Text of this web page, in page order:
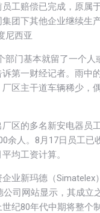
工赔偿已完成，原属
团下其他企业继续生产
尼西亚
部门基本就留了一个人
第一财经记者。雨中
区主干道车辆稀少，
区的多名新安电器员
余人。8月17日员工已
均工资计算。
业新玛德（Simatelex
公司网站显示，其成立
纪80年代中期将整个